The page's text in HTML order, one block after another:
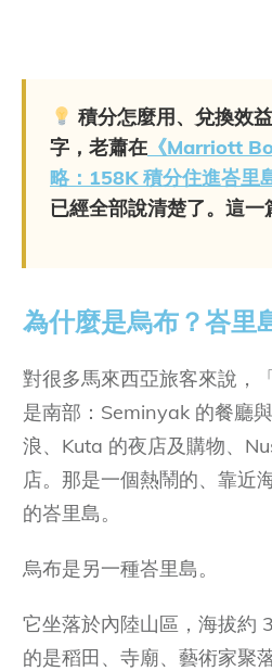
積分怎麼用、兌換效
字，老蕭在 《Marriott
略：158K 積分住進峇里
已經全部說清楚了。這一
為什麼是烏布？峇里
對很多馬來西亞旅客來說，
是南部：Seminyak 的餐廳
浪、Kuta 的夜店及購物、
店。那是一個熱鬧的、靠近
的峇里島。
烏布是另一種峇里島。
它坐落於內陸山區，海拔約
的是稻田、寺廟、藝術家聚